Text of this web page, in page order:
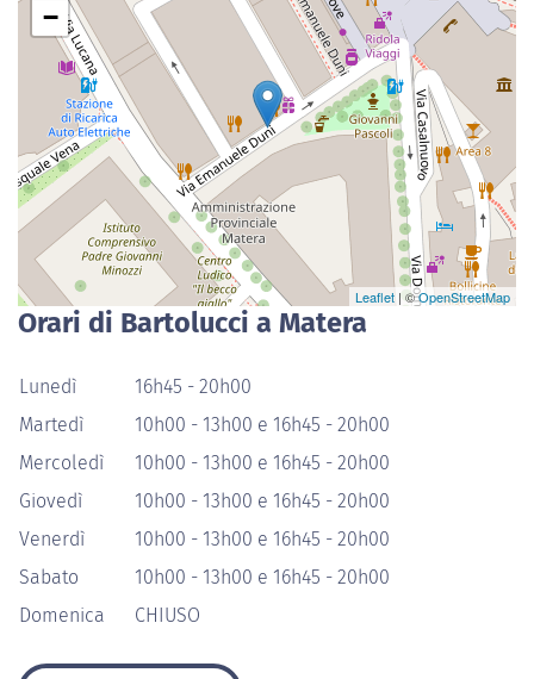
−
Leaflet | ©OpenStreetMap
Orari di Bartolucci a Matera
Lunedì
16h45 - 20h00
Martedì
10h00 - 13h00 e 16h45 - 20h00
Mercoledì
10h00 - 13h00 e 16h45 - 20h00
Giovedì
10h00 - 13h00 e 16h45 - 20h00
Venerdì
10h00 - 13h00 e 16h45 - 20h00
Sabato
10h00 - 13h00 e 16h45 - 20h00
Domenica
CHIUSO